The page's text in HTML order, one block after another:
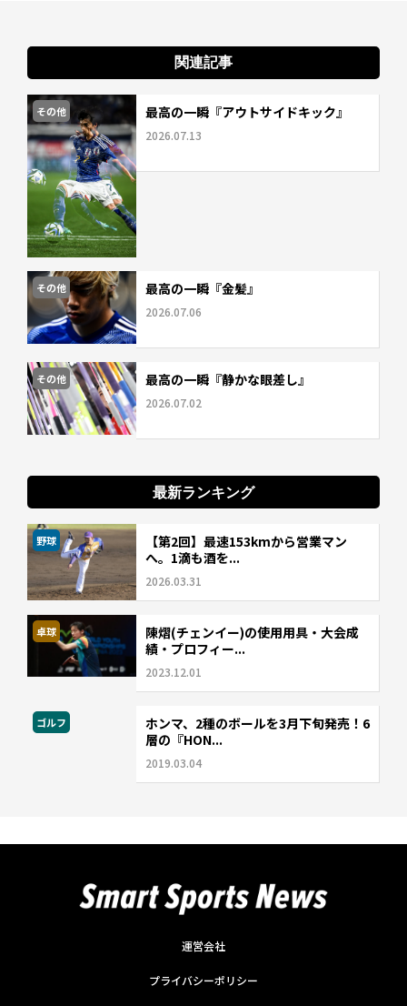
関連記事
その他 最高の一瞬『アウトサイドキック』
2026.07.13
その他 最高の一瞬『金髪』
2026.07.06
その他 最高の一瞬『静かな眼差し』
2026.07.02
最新ランキング
野球
【第2回】最速153kmから営業マン
へ。1滴も酒を...
2026.03.31
卓球
陳熠(チェンイー)の使用用具・大会成
績・プロフィー...
2023.12.01
ゴルフ
ホンマ、2種のボールを3月下旬発売！6
層の『HON...
2019.03.04
運営会社
プライバシーポリシー